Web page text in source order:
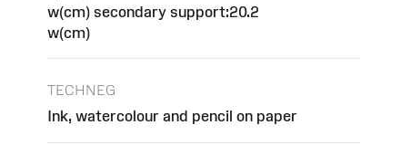
w(cm) secondary support:20.2
w(cm)
TECHNEG
Ink, watercolour and pencil on paper